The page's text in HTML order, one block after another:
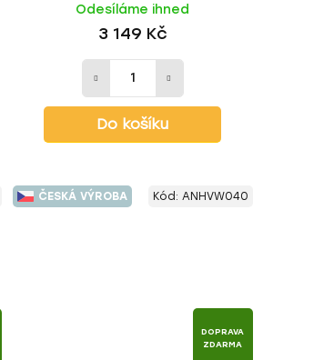
Odesíláme ihned
3 149 Kč
Do košíku
ČESKÁ VÝROBA
DOPRAVA
ZDARMA
Kód: ANHVW040